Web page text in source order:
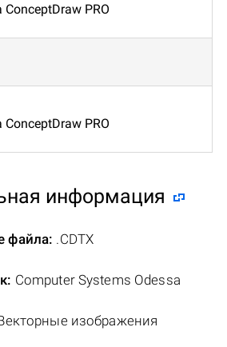
ConceptDraw PRO
ConceptDraw PRO
информация
файла: .CDTX
Computer Systems Odessa
изображения